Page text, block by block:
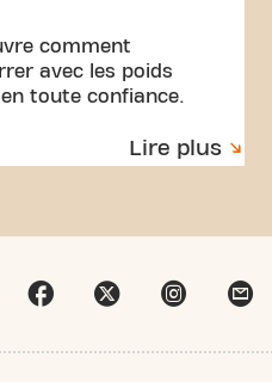
comment
avec les poids
en toute confiance.
entraînement débutant
sentir à l’aise à la
Lire plus